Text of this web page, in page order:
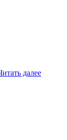
далее